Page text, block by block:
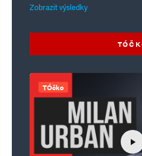
Zobrazit výsledky
TÓčko